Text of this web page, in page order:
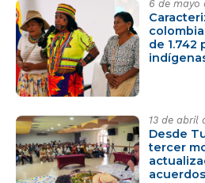
6 de mayo
de 1.742
13 de abril
Desde
tercer